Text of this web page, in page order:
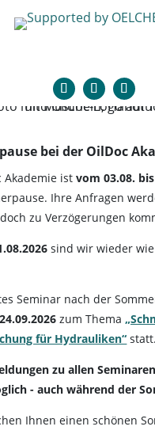
bei der OilDoc
Akademie istvom 03.08.
Ihre Anfragen
zu Verzögerungen
sind wir wieder
Seminar nach der
zum Thema
für Hydrauliken“ statt.
zu allen
- auch während der
Ihnen einen schönen